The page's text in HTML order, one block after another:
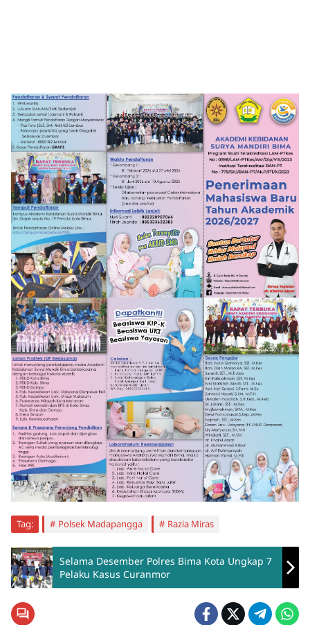
Tag: Polsek Madapangga Razia Miras
Selama Desember Polres Bima Kota Ungkap 7
Pelaku Kasus Curanmor